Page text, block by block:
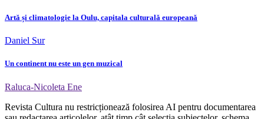
Artă și climatologie la Oulu, capitala culturală europeană
Daniel Sur
Un continent nu este un gen muzical
Raluca-Nicoleta Ene
Revista Cultura nu restricționează folosirea AI pentru documentarea